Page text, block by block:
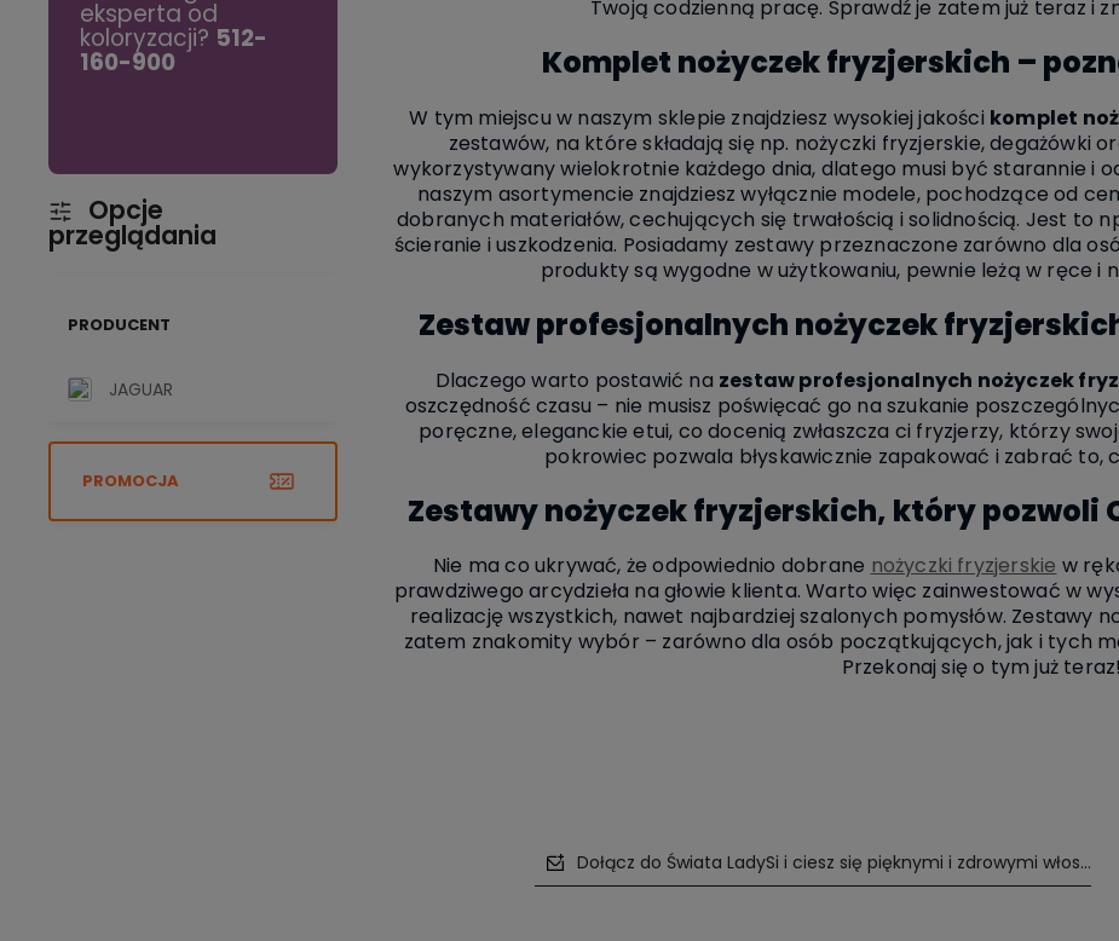
eksperta od
koloryzacji? 512-
160-900
koloryzacji włosów
szybko staną się
zdrowe i
błyszczące.
eksperta od
160-900
Opcje
przeglądania
PRODUCENT
JAGUAR
PROMOCJA
Twoją codzienną pracę. Sprawdź je zatem już teraz i
Komplet nożyczek fryzjerskich –
W tym miejscu w naszym sklepie znajdziesz wysokiej jakości komplet
zestawów, na które składają się np. nożyczki fryzjerskie, degażówki
wykorzystywany wielokrotnie każdego dnia, dlatego musi być starannie i
naszym asortymencie znajdziesz wyłącznie modele, pochodzące od
dobranych materiałów, cechujących się trwałością i solidnością. Jest to
ścieranie i uszkodzenia. Posiadamy zestawy przeznaczone zarówno dla
produkty są wygodne w użytkowaniu, pewnie leżą w ręce i
Zestaw profesjonalnych nożyczek
Dlaczego warto postawić na zestaw profesjonalnych nożyczek
oszczędność czasu – nie musisz poświęcać go na szukanie
poręczne, eleganckie etui, co docenią zwłaszcza ci fryzjerzy, którzy
pokrowiec pozwala błyskawicznie zapakować i zabrać to,
Zestawy nożyczek fryzjerskich, który pozwoli
Nie ma co ukrywać, że odpowiednio dobrane nożyczki fryzjerskie w
prawdziwego arcydzieła na głowie klienta. Warto więc zainwestować w
realizację wszystkich, nawet najbardziej szalonych pomysłów. Zestawy
zatem znakomity wybór – zarówno dla osób początkujących, jak i tych
Przekonaj się o tym już teraz!
Dołącz do Świata LadySi i ciesz się pięknymi i zdrowymi włosami.